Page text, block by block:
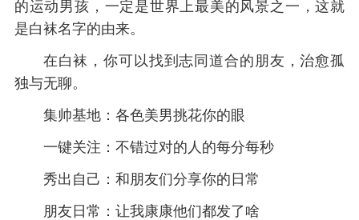
的运动男孩，一定是世界上最美的风景之一，这就
是白袜名字的由来。
在白袜，你可以找到志同道合的朋友，治愈孤
独与无聊。
集帅基地：各色美男挑花你的眼
一键关注：不错过对的人的每分每秒
秀出自己：和朋友们分享你的日常
朋友日常：让我康康他们都发了啥